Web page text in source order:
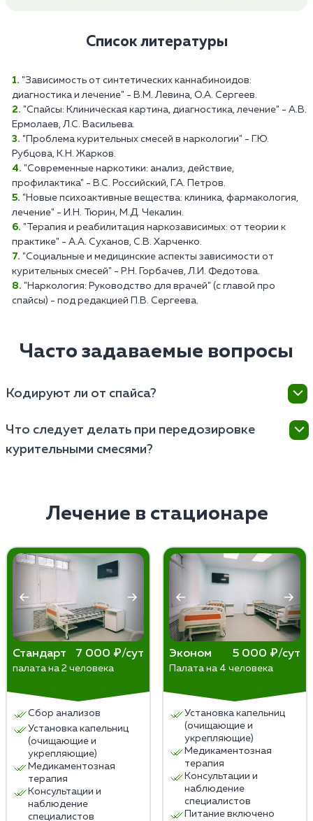
Список литературы
"Зависимость от синтетических каннабиноидов:
диагностика и лечение" - В.М. Левина, О.А. Сергеев.
"Спайсы: Клиническая картина, диагностика, лечение" - А.В.
Ермолаев, Л.С. Васильева.
"Проблема курительных смесей в наркологии" - Г.Ю.
Рубцова, К.Н. Жарков.
"Современные наркотики: анализ, действие,
профилактика" - В.С. Российский, Г.А. Петров.
"Новые психоактивные вещества: клиника, фармакология,
лечение" - И.Н. Тюрин, М.Д. Чекалин.
"Терапия и реабилитация наркозависимых: от теории к
практике" - А.А. Суханов, С.В. Харченко.
"Социальные и медицинские аспекты зависимости от
курительных смесей" - Р.Н. Горбачев, Л.И. Федотова.
"Наркология: Руководство для врачей" (с главой про
спайсы) - под редакцией П.В. Сергеева.
Часто задаваемые вопросы
Кодируют ли от спайса?
лечения, но его эффективность зависит от
индивидуальных особенностей пациента и
психотерапевтическое (Довженко, гипноз)
выбирается после консультации с наркологом.
Что следует делать при передозировке
курительными смесями?
состояние пациента может быстро ухудшиться, и
требуется профессиональное медицинское
предпринять какие-либо меры самостоятельно.
Единственное, что допустимо сделать — поместить
человека в хорошо проветриваемое помещение и
обеспечить ему полный покой до приезда бригады
наркологов.
Лечение в стационаре
Стандарт 7 000 ₽/сут
палата на 2 человека
Сбор анализов
Установка капельниц
(очищающие и
укрепляющие)
Медикаментозная
терапия
Консультации и
наблюдение
специалистов
Эконом 5 000 ₽/сут
Палата на 4 человека
Установка капельниц
(очищающие и
укрепляющие)
Медикаментозная
терапия
Консультации и
наблюдение
специалистов
Питание включено